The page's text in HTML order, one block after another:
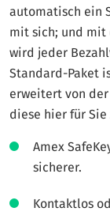
automatisch ein
mit sich; und mit
wird jeder
Standard-Paket
erweitert von der
diese hier für Sie
Amex
sicherer.
Kontaktlos